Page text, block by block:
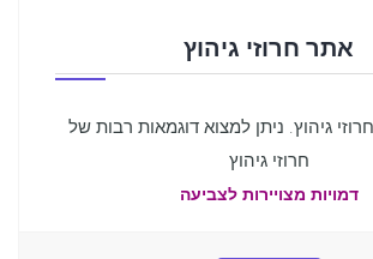
אתר חרוזי גיהוץ
גיהוץ. ניתן למצוא דוגמאות רבות של
חרוזי גיהוץ
דמויות מצויירות לצביעה